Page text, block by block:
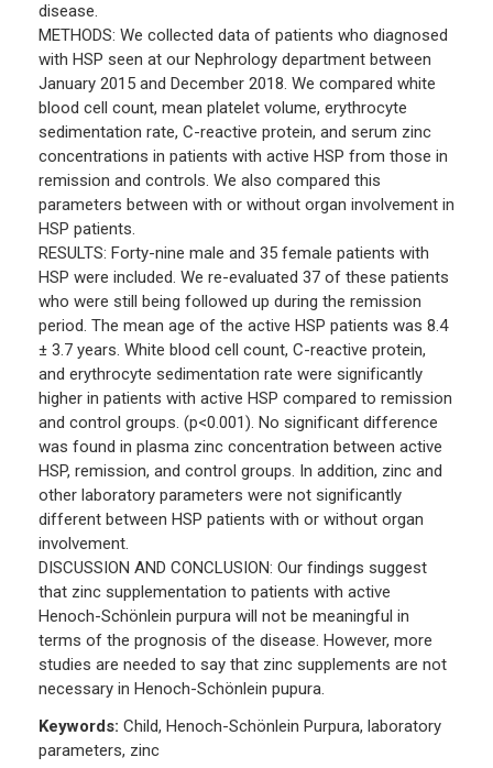
disease.
METHODS: We collected data of patients who diagnosed
with HSP seen at our Nephrology department between
January 2015 and December 2018. We compared white
blood cell count, mean platelet volume, erythrocyte
sedimentation rate, C-reactive protein, and serum zinc
concentrations in patients with active HSP from those in
remission and controls. We also compared this
parameters between with or without organ involvement in
HSP patients.
RESULTS: Forty-nine male and 35 female patients with
HSP were included. We re-evaluated 37 of these patients
who were still being followed up during the remission
period. The mean age of the active HSP patients was 8.4
± 3.7 years. White blood cell count, C-reactive protein,
and erythrocyte sedimentation rate were significantly
higher in patients with active HSP compared to remission
and control groups. (p<0.001). No significant difference
was found in plasma zinc concentration between active
HSP, remission, and control groups. In addition, zinc and
other laboratory parameters were not significantly
different between HSP patients with or without organ
involvement.
DISCUSSION AND CONCLUSION: Our findings suggest
that zinc supplementation to patients with active
Henoch-Schönlein purpura will not be meaningful in
terms of the prognosis of the disease. However, more
studies are needed to say that zinc supplements are not
necessary in Henoch-Schönlein pupura.
Keywords: Child, Henoch-Schönlein Purpura, laboratory
parameters, zinc